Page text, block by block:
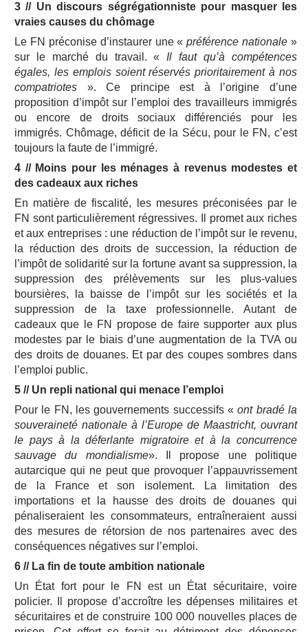
3 // Un discours ségrégationniste pour masquer les
vraies causes du chômage
Le FN préconise d’instaurer une «préférence nationale »
sur le marché du travail. « Il faut qu’à compétences
égales, les emplois soient réservés prioritairement à nos
compatriotes ». Ce principe est à l’origine d’une
proposition d’impôt sur l’emploi des travailleurs immigrés
ou encore de droits sociaux différenciés pour les
immigrés. Chômage, déficit de la Sécu, pour le FN, c’est
toujours la faute de l’immigré.
4 // Moins pour les ménages à revenus modestes et
des cadeaux aux riches
En matière de fiscalité, les mesures préconisées par le
FN sont particulièrement régressives. Il promet aux riches
et aux entreprises : une réduction de l’impôt sur le revenu,
la réduction des droits de succession, la réduction de
l’impôt de solidarité sur la fortune avant sa suppression, la
suppression des prélèvements sur les plus-values
boursières, la baisse de l’impôt sur les sociétés et la
suppression de la taxe professionnelle. Autant de
cadeaux que le FN propose de faire supporter aux plus
modestes par le biais d’une augmentation de la TVA ou
des droits de douanes. Et par des coupes sombres dans
l’emploi public.
5 // Un repli national qui menace l’emploi
Pour le FN, les gouvernements successifs «ont bradé la
souveraineté nationale à l’Europe de Maastricht, ouvrant
le pays à la déferlante migratoire et à la concurrence
sauvage du mondialisme». Il propose une politique
autarcique qui ne peut que provoquer l’appauvrissement
de la France et son isolement. La limitation des
importations et la hausse des droits de douanes qui
pénaliseraient les consommateurs, entraîneraient aussi
des mesures de rétorsion de nos partenaires avec des
conséquences négatives sur l’emploi.
6 // La fin de toute ambition nationale
Un État fort pour le FN est un État sécuritaire, voire
policier. Il propose d’accroître les dépenses militaires et
sécuritaires et de construire 100 000 nouvelles places de